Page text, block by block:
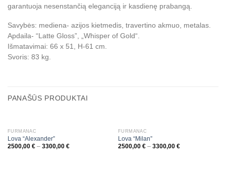
garantuoja nesenstančią eleganciją ir kasdienę prabangą.
Savybės: mediena- azijos kietmedis, travertino akmuo, metalas.
Apdaila- “Latte Gloss”, „Whisper of Gold“.
Išmatavimai: 66 x 51, H-61 cm.
Svoris: 83 kg.
PANAŠŪS PRODUKTAI
FURMANAC
Lova “Alexander”
2500,00 €– 3300,00 €
FURMANAC
Lova “Milan”
2500,00 €– 3300,00 €